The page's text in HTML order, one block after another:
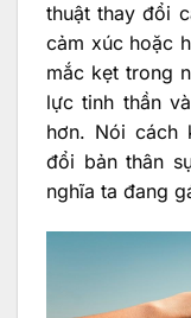
thuật thay đổi
cảm xúc hoặc
mắc kẹt trong
lực tinh thần
hơn. Nói cách
đổi bản thân
nghĩa ta đang